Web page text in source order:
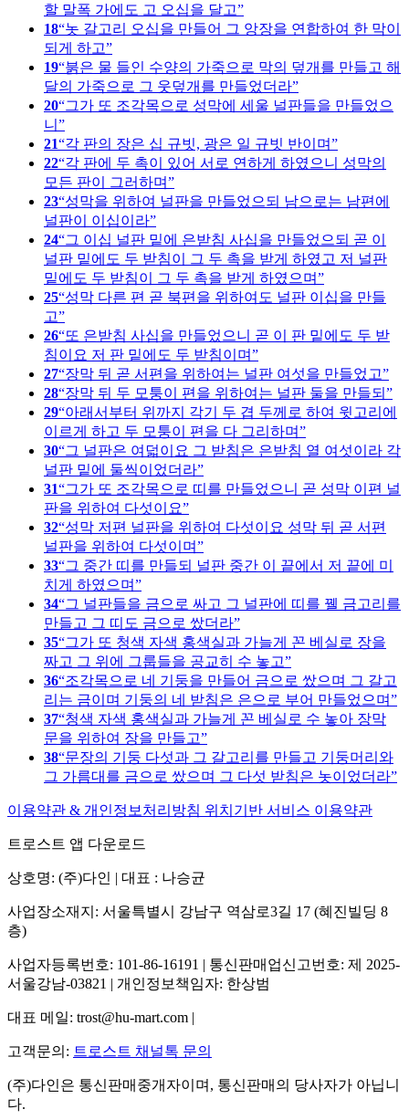
할 말폭 가에도 고 오십을 달고
18 놋 갈고리 오십을 만들어 그 앙장을 연합하여 한 막이
되게 하고
19 붉은 물 들인 수양의 가죽으로 막의 덮개를 만들고 해
달의 가죽으로 그 웃덮개를 만들었더라
20 그가 또 조각목으로 성막에 세울 널판들을 만들었으
니
21 각 판의 장은 십 규빗, 광은 일 규빗 반이며
22 각 판에 두 촉이 있어 서로 연하게 하였으니 성막의
모든 판이 그러하며
23 성막을 위하여 널판을 만들었으되 남으로는 남편에
널판이 이십이라
24 그 이십 널판 밑에 은받침 사십을 만들었으되 곧 이
널판 밑에도 두 받침이 그 두 촉을 받게 하였고 저 널판
밑에도 두 받침이 그 두 촉을 받게 하였으며
25 성막 다른 편 곧 북편을 위하여도 널판 이십을 만들
고
26 또 은받침 사십을 만들었으니 곧 이 판 밑에도 두 받
침이요 저 판 밑에도 두 받침이며
27 장막 뒤 곧 서편을 위하여는 널판 여섯을 만들었고
28 장막 뒤 두 모퉁이 편을 위하여는 널판 둘을 만들되
29 아래서부터 위까지 각기 두 겹 두께로 하여 윗고리에
이르게 하고 두 모퉁이 편을 다 그리하며
30 그 널판은 여덟이요 그 받침은 은받침 열 여섯이라 각
널판 밑에 둘씩이었더라
31
그가 또 조각목으로 띠를 만들었으니 곧 성막 이편 널
판을 위하여 다섯이요
32 성막 저편 널판을 위하여 다섯이요 성막 뒤 곧 서편
널판을 위하여 다섯이며
33 그 중간 띠를 만들되 널판 중간 이 끝에서 저 끝에 미
치게 하였으며
34 그 널판들을 금으로 싸고 그 널판에 띠를 꿸 금고리를
만들고 그 띠도 금으로 쌌더라
35 그가 또 청색 자색 홍색실과 가늘게 꼰 베실로 장을
짜고 그 위에 그룹들을 공교히 수 놓고
36 조각목으로 네 기둥을 만들어 금으로 쌌으며 그 갈고
리는 금이며 기둥의 네 받침은 은으로 부어 만들었으며
37 청색 자색 홍색실과 가늘게 꼰 베실로 수 놓아 장막
문을 위하여 장을 만들고
38 문장의 기둥 다섯과 그 갈고리를 만들고 기둥머리와
그 가름대를 금으로 쌌으며 그 다섯 받침은 놋이었더라
이용약관 & 개인정보처리방침 위치기반 서비스 이용약관
트로스트 앱 다운로드
상호명: (주)다인 | 대표 : 나승균
사업장소재지: 서울특별시 강남구 역삼로3길 17 (혜진빌딩 8
층)
사업자등록번호: 101-86-16191 | 통신판매업신고번호: 제 2025-
서울강남-03821 | 개인정보책임자: 한상범
대표 메일: trost@hu-mart.com |
고객문의: 트로스트 채널톡 문의
(주)다인은 통신판매중개자이며, 통신판매의 당사자가 아닙니
다.